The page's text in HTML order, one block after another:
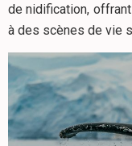
de nidification,
à des scènes de vie